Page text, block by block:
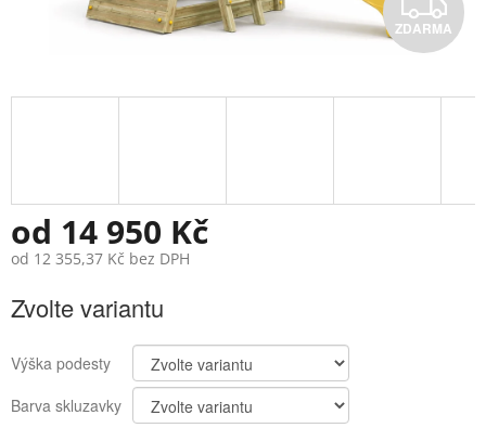
D
A
ZDARMA
od 14 950 Kč
od 12 355,37 Kč bez DPH
cena:
Zvolte variantu
Výška podesty
Barva skluzavky